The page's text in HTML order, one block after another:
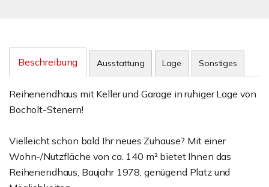
Beschreibung Ausstattung Lage Sonstiges
Reihenendhaus mit Keller und Garage in ruhiger Lage von
Bocholt-Stenern!
Vielleicht schon bald Ihr neues Zuhause? Mit einer
Wohn-/Nutzfläche von ca. 140 m² bietet Ihnen das
Reihenendhaus, Baujahr 1978, genügend Platz und